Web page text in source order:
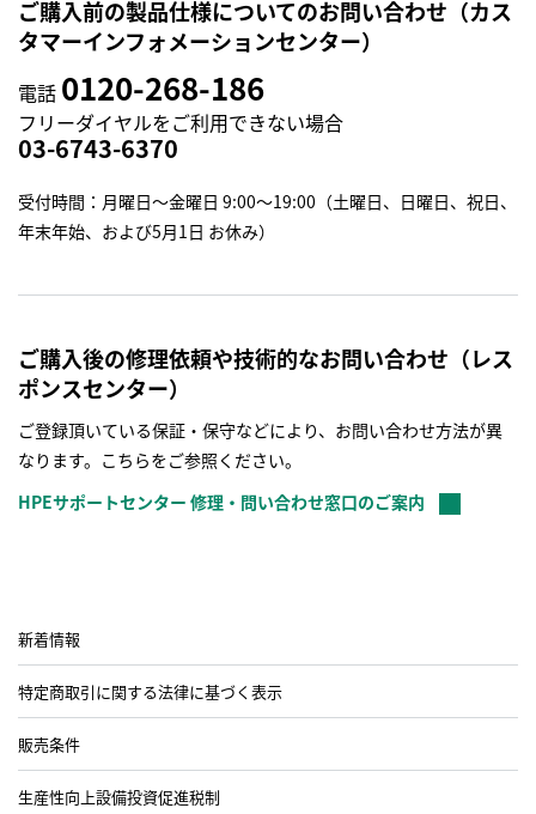
ご購入前の製品仕様についてのお問い合わせ（カス
タマーインフォメーションセンター）
電話 0120-268-186
フリーダイヤルをご利用できない場合
03-6743-6370
受付時間：月曜日～金曜日 9:00～19:00（土曜日、日曜日、祝日、
年末年始、および5月1日 お休み）
ご購入後の修理依頼や技術的なお問い合わせ（レス
ポンスセンター）
ご登録頂いている保証・保守などにより、お問い合わせ方法が異
なります。こちらをご参照ください。
HPEサポートセンター 修理・問い合わせ窓口のご案内
新着情報
特定商取引に関する法律に基づく表示
販売条件
生産性向上設備投資促進税制